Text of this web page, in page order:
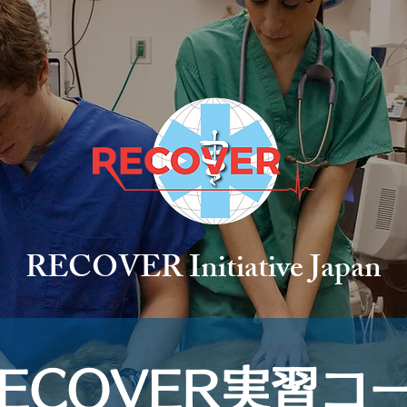
RECOVER Initiative Japan
実習コ